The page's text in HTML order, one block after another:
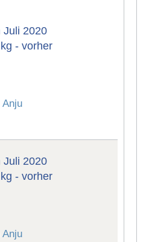
Juli 2020
- vorher
Anju
Juli 2020
- vorher
Anju